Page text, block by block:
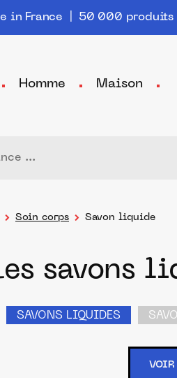
in France | 50 000 produits
Homme Maison
Soin corps Savon liquide
savons
SAVONS LIQUIDES
VOIR